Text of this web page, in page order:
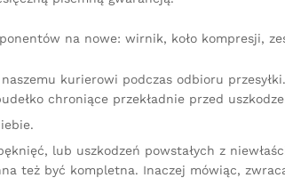
na nowe: wirnik, koło kompresji,
kurierowi podczas odbioru
chroniące przekładnie przed
lub uszkodzeń powstałych z
też być kompletna. Inaczej mówiąc,